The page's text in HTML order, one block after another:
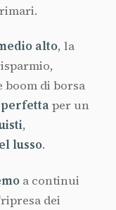
alto, la
boom di borsa
perfettaper un
,
lusso.
a continui
dei